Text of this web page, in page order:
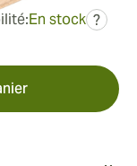
En stock ?